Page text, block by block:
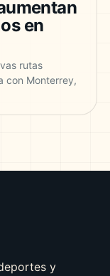
en
rutas
con Monterrey,
y